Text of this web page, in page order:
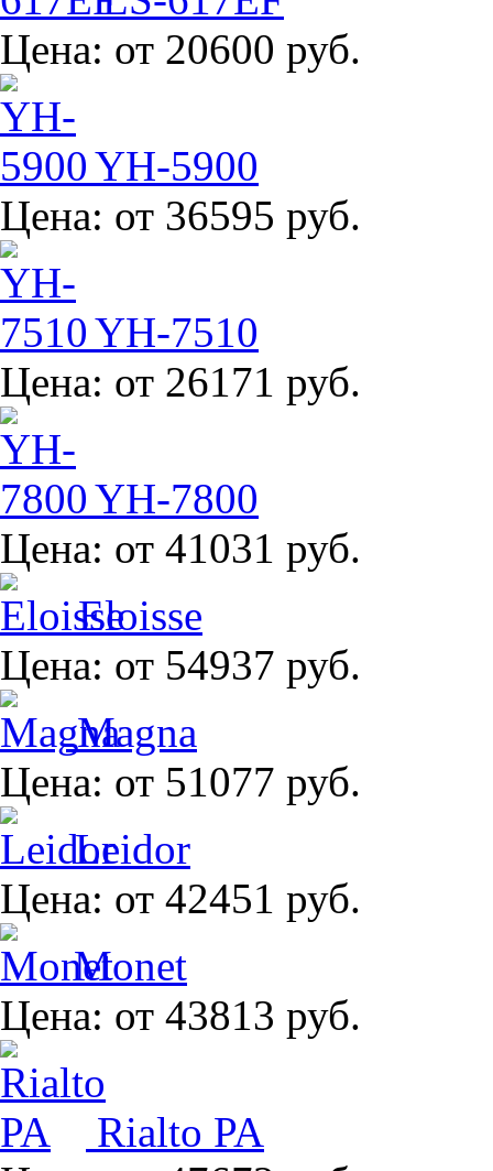
Цена: от 20600 руб.
YH-5900
Цена: от 36595 руб.
YH-7510
Цена: от 26171 руб.
YH-7800
Цена: от 41031 руб.
Eloisse
Цена: от 54937 руб.
Magna
Цена: от 51077 руб.
Leidor
Цена: от 42451 руб.
Monet
Цена: от 43813 руб.
Rialto PA